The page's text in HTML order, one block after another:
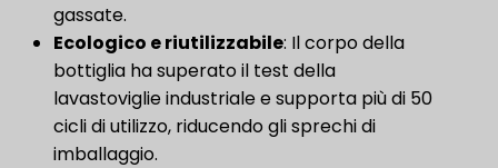
gassate.
​Ecologico e riutilizzabile​: Il corpo della
bottiglia ha superato il test della
lavastoviglie industriale e supporta più di 50
cicli di utilizzo, riducendo gli sprechi di
imballaggio.